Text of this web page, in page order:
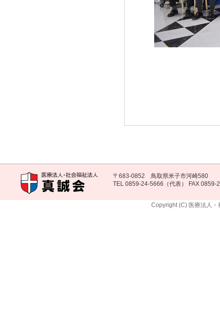
〒683-0852 鳥取県米子市河崎580
TEL 0859-24-5666（代表） FAX 0859-
Copyright (C) 医療法人